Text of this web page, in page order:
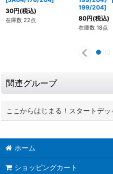
30円(税込)
在庫数 22点
199/204]
80円(税込)
在庫数 18点
関連グループ
ここからはじまる！スタートデ
ホーム
ショッピングカート